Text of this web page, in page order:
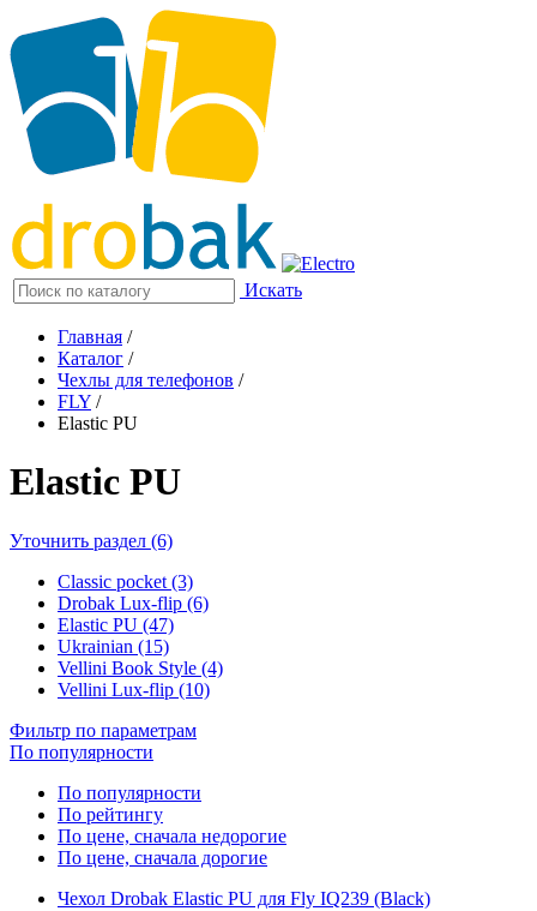
Искать
Главная /
Каталог /
Чехлы для телефонов /
FLY /
Elastic PU
Elastic PU
Уточнить раздел (6)
Classic pocket (3)
Drobak Lux-flip (6)
Elastic PU (47)
Ukrainian (15)
Vellini Book Style (4)
Vellini Lux-flip (10)
Фильтр по параметрам
По популярности
По популярности
По рейтингу
По цене, сначала недорогие
По цене, сначала дорогие
Чехол Drobak Elastic PU для Fly IQ239 (Black)